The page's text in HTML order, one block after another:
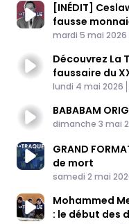
[INÉDIT]
fausse
de famille (1/4)
Published At
mardi 5 mai 2026
Découvrez La
faussaire du
Published At
lundi 4 mai 2026
BABABAM
Published At
dimanche 3 mai
GRAND
de mort
Published At
samedi 2 mai
Mohammed
: le début des